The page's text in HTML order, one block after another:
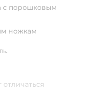
с порошковым
ножкам